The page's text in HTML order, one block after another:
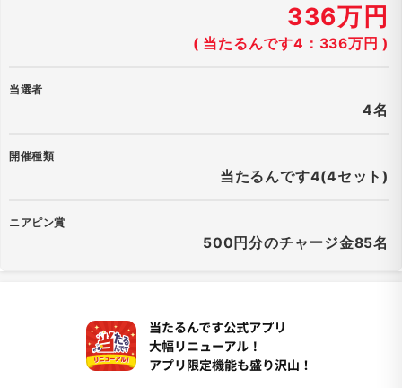
336万円
( 当たるんです4：336万円 )
当選者
4名
開催種類
当たるんです4(4セット)
ニアピン賞
500円分のチャージ金85名